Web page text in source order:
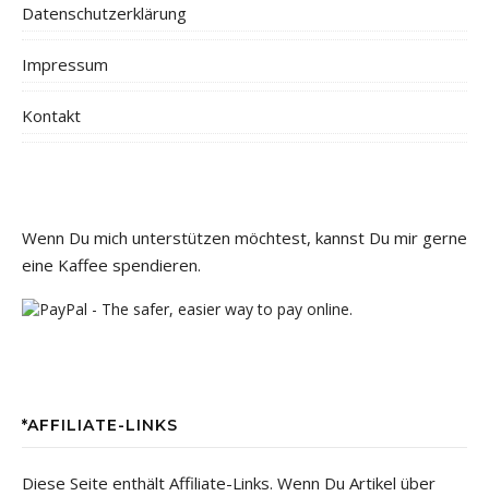
Datenschutzerklärung
Impressum
Kontakt
Wenn Du mich unterstützen möchtest, kannst Du mir gerne
eine Kaffee spendieren.
*AFFILIATE-LINKS
Diese Seite enthält Affiliate-Links. Wenn Du Artikel über